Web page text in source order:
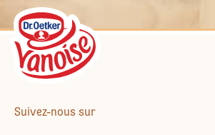
Suivez-nous sur